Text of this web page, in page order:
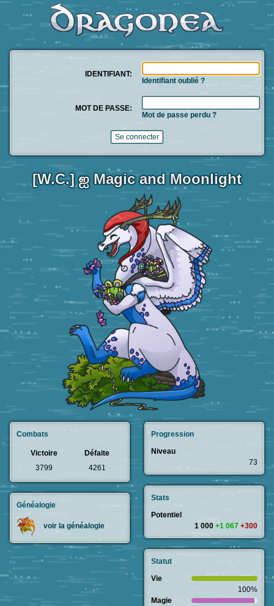
IDENTIFIANT:
Identifiant oublié ?
MOT DE PASSE:
Mot de passe perdu ?
[W.C.] ஐ Magic and Moonlight
Combats
Victoire
Défaite
3799
4261
Généalogie
voir la généalogie
Progression
Niveau
73
Stats
Potentiel
1 000 +1 067 +300
Statut
Vie
100%
Magie